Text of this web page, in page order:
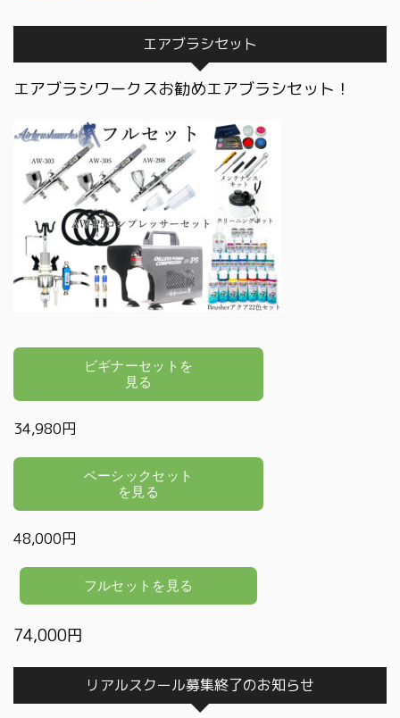
エアブラシセット
エアブラシワークスお勧めエアブラシセット！
34,980円
48,000円
74,000円
リアルスクール募集終了のお知らせ